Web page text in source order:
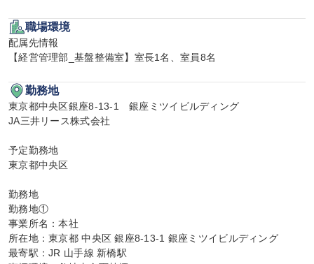
職場環境
配属先情報
【経営管理部_基盤整備室】室長1名、室員8名
勤務地
東京都中央区銀座8-13-1　銀座ミツイビルディング
JA三井リース株式会社
予定勤務地
東京都中央区
勤務地
勤務地①
事業所名：本社
所在地：東京都 中央区 銀座8-13-1 銀座ミツイビルディング
最寄駅：JR 山手線 新橋駅